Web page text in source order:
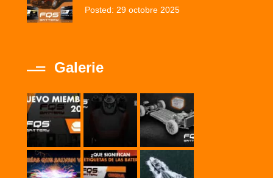
Posted: 29 octobre 2025
Galerie